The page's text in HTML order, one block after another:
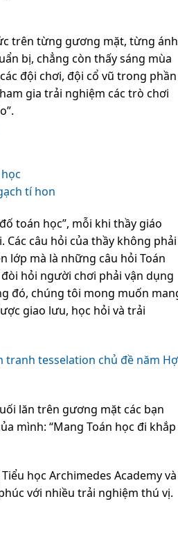
trên từng gương mặt, từng ánh
bị, chẳng còn thấy sáng mùa
đội chơi, đội cổ vũ trong phần
gia trải nghiệm các trò chơi
tí hon
toán học”, mỗi khi thầy giáo
câu hỏi của thầy không phải
lớp mà là những câu hỏi Toán
hỏi người chơi phải vận dụng
đó, chúng tôi mong muốn
giao lưu, học hỏi và trải
tranh tesselation chủ đề năm
lăn trên gương mặt các bạn
mình: “Mang Toán học đi khắp
học Archimedes Academy và
với nhiều trải nghiệm thú vị.